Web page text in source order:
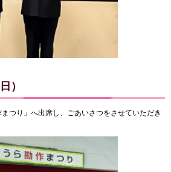
）
つり」へ出席し、ごあいさつをさせていただき